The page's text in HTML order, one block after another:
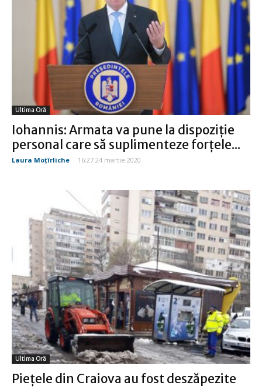
Ultima Oră
Iohannis: Armata va pune la dispoziţie
personal care să suplimenteze forţele...
Laura Moţîrliche - 16:27 24 martie 2020
Ultima Oră
Pieţele din Craiova au fost deszăpezite